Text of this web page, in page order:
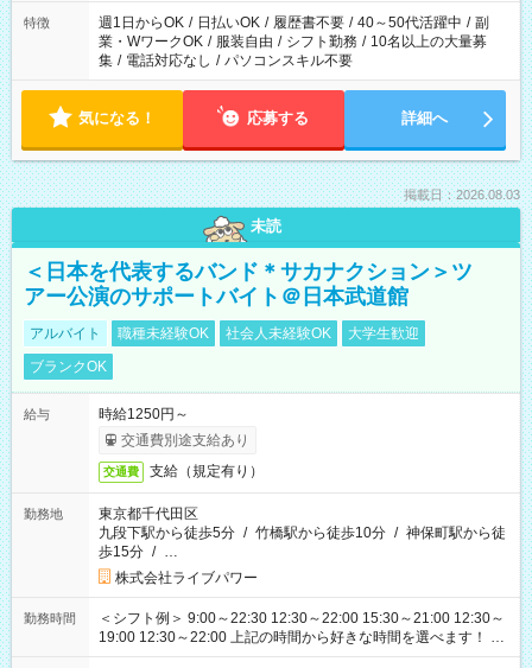
特徴 週1日からOK / 日払いOK / 履歴書不要 / 40～50代活躍中 / 副
業・WワークOK / 服装自由 / シフト勤務 / 10名以上の大量募
集 / 電話対応なし / パソコンスキル不要
気になる！ 応募する 詳細へ
掲載日：2026.08.03
未読
＜日本を代表するバンド＊サカナクション＞ツ
アー公演のサポートバイト＠日本武道館
アルバイト 職種未経験OK 社会人未経験OK
大学生歓迎
ブランクOK
給与
時給1250円～
交通費別途支給あり
交通費 支給（規定有り）
勤務地
東京都千代田区
九段下駅から徒歩5分 / 竹橋駅から徒歩10分 / 神保町駅から徒
歩15分 / …
株式会社ライブパワー
勤務時間
＜シフト例＞ 9:00～22:30 12:30～22:00 15:30～21:00 12:30～
19:00 12:30～22:00 上記の時間から好きな時間を選べます！ ※
時間は変更となる可能性があります